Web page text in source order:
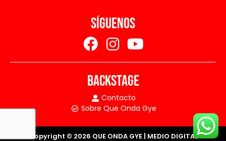
SÍGUENOS
BACKSTAGE
Contacto
Sobre Que Onda Gye
Copyright © 2026 QUE ONDA GYE | MEDIO DIGITAL